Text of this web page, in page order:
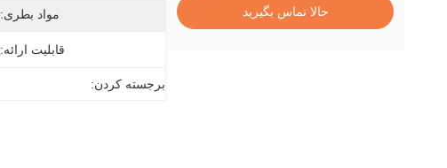
حالا تماس بگیرید مواد بطری:
قابلیت ارائه:
برجسته کردن: